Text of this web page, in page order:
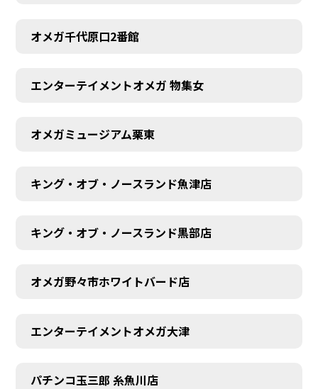
オメガ千代原口2番館
エンターテイメントオメガ 物集女
オメガミュージアム栗東
キング・オブ・ノースランド魚津店
キング・オブ・ノースランド黒部店
オメガ野々市ホワイトバード店
エンターテイメントオメガ大津
パチンコ玉三郎 糸魚川店